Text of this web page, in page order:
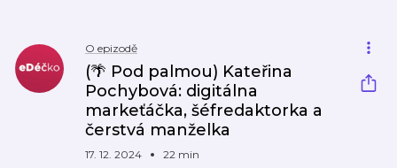
O epizodě
(🌴 Pod palmou) Kateřina
Pochybová: digitálna
markeťáčka, šéfredaktorka a
čerstvá manželka
17. 12. 2024 22 min